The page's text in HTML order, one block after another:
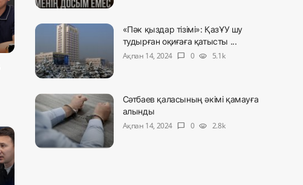
«Пәк қыздар тізімі»: ҚазҰУ шу
тудырған оқиғаға қатысты ...
Ақпан 14, 2024
chat_bubble 0 visibility 5.1k
Сәтбаев қаласының әкімі қамауға
алынды
Ақпан 14, 2024
chat_bubble 0 visibility 2.8k